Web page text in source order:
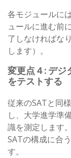
各モジュールに
ュールに進む前
了しなければな
します）。
変更点４: デジ
をテストする
従来のSATと同
し、大学進学準
識を測定します
SATの構成に合
す。